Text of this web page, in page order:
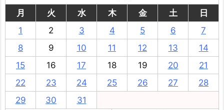
月
火 水 木 金 土
日
1
2 3 4 5 6
7
8
9 10 11 12 13
14
15
16 17 18 19 20
21
22
23 24 25 26 27
28
29
30 31